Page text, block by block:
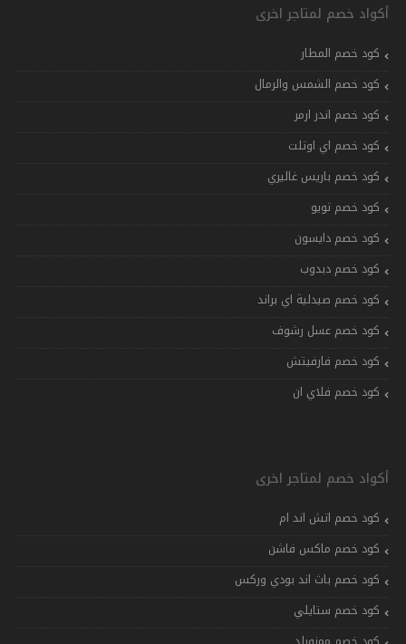
أكواد خصم لمتاجر اخرى
كود خصم المطار
كود خصم الشمس والرمال
كود خصم اندر ارمر
كود خصم اي اوتلت
كود خصم باريس غاليري
كود خصم تويو
كود خصم دايسون
كود خصم دبدوب
كود خصم صيدلية اي براند
كود خصم عسل رشوف
كود خصم فارفيتش
كود خصم فلاي ان
أكواد خصم لمتاجر اخرى
كود خصم اتش اند ام
كود خصم ماكس فاشن
كود خصم باث اند بودي وركس
كود خصم ستايلي